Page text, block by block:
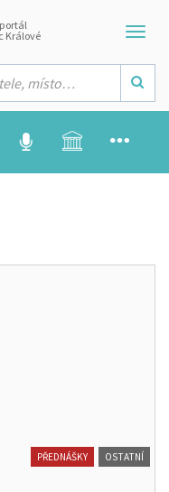
Králové
PŘEDNÁŠKY OSTATNÍ